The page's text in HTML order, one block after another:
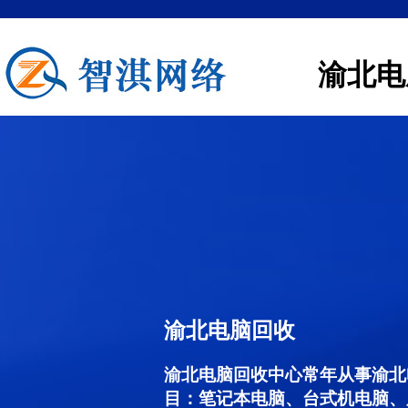
渝北
渝北电脑回收
渝北电脑回收中心常年从事渝
目：笔记本电脑、台式机电脑